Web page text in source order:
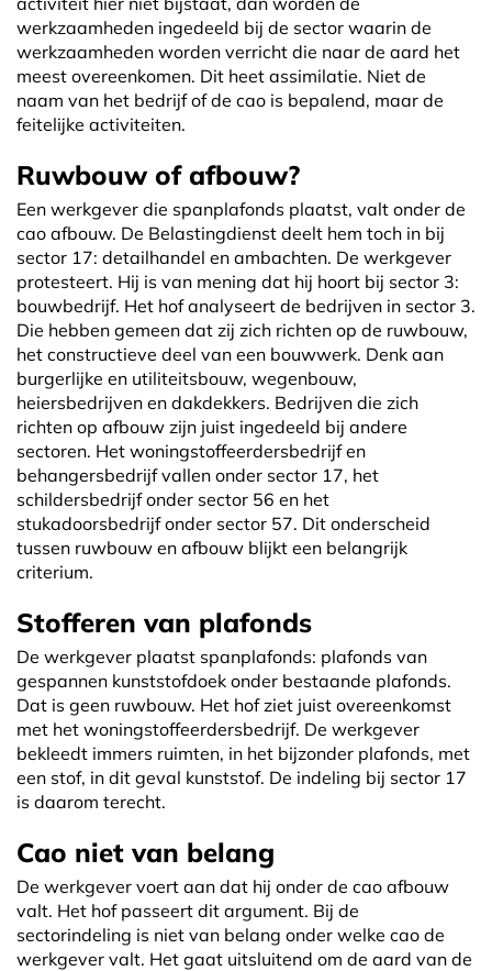
werkzaamheden ingedeeld bij de sector waarin de
werkzaamheden worden verricht die naar de aard het
meest overeenkomen. Dit heet assimilatie. Niet de
naam van het bedrijf of de cao is bepalend, maar de
feitelijke activiteiten.
Ruwbouw of afbouw?
Een werkgever die spanplafonds plaatst, valt onder de
cao afbouw. De Belastingdienst deelt hem toch in bij
sector 17: detailhandel en ambachten. De werkgever
protesteert. Hij is van mening dat hij hoort bij sector 3:
bouwbedrijf. Het hof analyseert de bedrijven in sector 3.
Die hebben gemeen dat zij zich richten op de ruwbouw,
het constructieve deel van een bouwwerk. Denk aan
burgerlijke en utiliteitsbouw, wegenbouw,
heiersbedrijven en dakdekkers. Bedrijven die zich
richten op afbouw zijn juist ingedeeld bij andere
sectoren. Het woningstoffeerdersbedrijf en
behangersbedrijf vallen onder sector 17, het
schildersbedrijf onder sector 56 en het
stukadoorsbedrijf onder sector 57. Dit onderscheid
tussen ruwbouw en afbouw blijkt een belangrijk
criterium.
Stofferen van plafonds
De werkgever plaatst spanplafonds: plafonds van
gespannen kunststofdoek onder bestaande plafonds.
Dat is geen ruwbouw. Het hof ziet juist overeenkomst
met het woningstoffeerdersbedrijf. De werkgever
bekleedt immers ruimten, in het bijzonder plafonds, met
een stof, in dit geval kunststof. De indeling bij sector 17
is daarom terecht.
Cao niet van belang
De werkgever voert aan dat hij onder de cao afbouw
valt. Het hof passeert dit argument. Bij de
sectorindeling is niet van belang onder welke cao de
werkgever valt. Het gaat uitsluitend om de aard van de